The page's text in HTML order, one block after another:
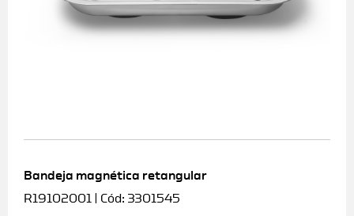
Bandeja magnética retangular
R19102001 | Cód: 3301545